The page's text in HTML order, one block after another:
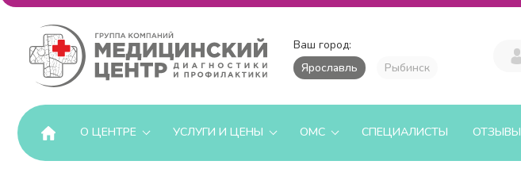
Ваш город:
Ярославль
Рыбинск
О ЦЕНТРЕ УСЛУГИ И ЦЕНЫ ОМС СПЕЦИАЛИСТЫ ОТЗЫВЫ